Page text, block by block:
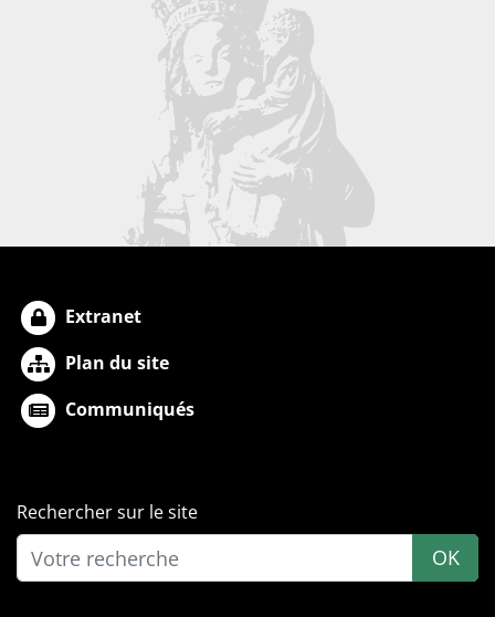
Extranet
Plan du site
Communiqués
Rechercher sur le site
OK